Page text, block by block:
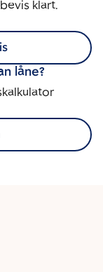
klart.
låne?